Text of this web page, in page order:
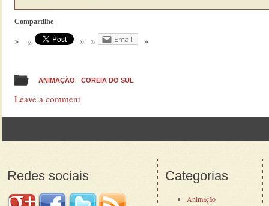
Compartilhe
Email
ANIMAÇÃO COREIA DO SUL
Leave a comment
Post navigation
Redes sociais Categorias
Animação